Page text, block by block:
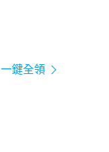
一鍵全領